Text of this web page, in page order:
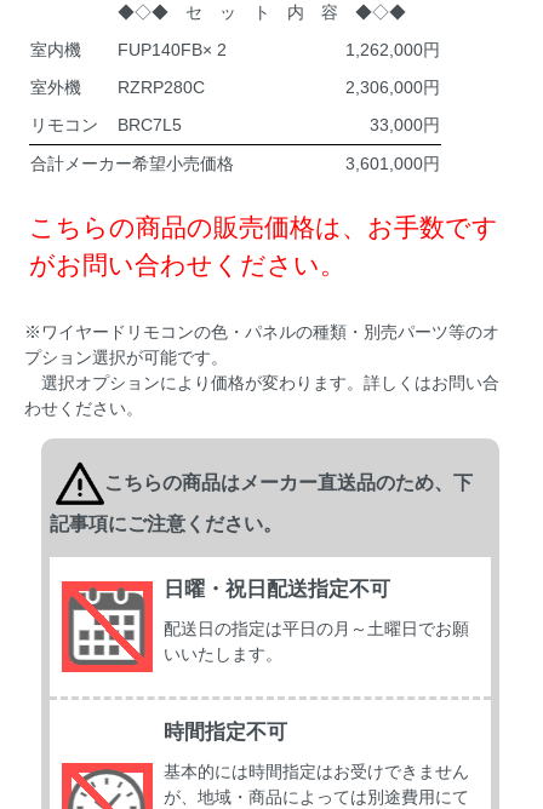
◆◇◆ セ ッ ト 内 容 ◆◇◆
室内機
FUP140FB× 2
1,262,000
室外機
RZRP280C
2,306,000
リモコン
BRC7L5
33,000
合計メーカー希望小売価格
3,601,000
こちらの商品の販売価格は、お手数です
がお問い合わせください。
※ワイヤードリモコンの色・パネルの種類・別売パーツ等のオ
プション選択が可能です。
選択オプションにより価格が変わります。詳しくはお問い合
わせください。
こちらの商品はメーカー直送品のため、下
記事項にご注意ください。
日曜・祝日配送指定不可
配送日の指定は平日の月～土曜日でお願
いいたします。
時間指定不可
基本的には時間指定はお受けできません
が、地域・商品によっては別途費用にて